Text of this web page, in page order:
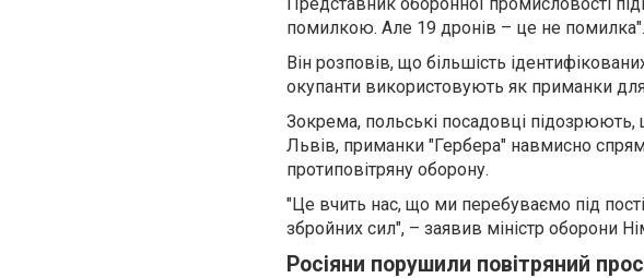
помилкою. Але 19 дронів – це не помилка".
Він розповів, що більшість
окупанти використовують як приманки
Зокрема, польські посадовці підозрюють,
Львів, приманки "Гербера" навмисно
протиповітряну оборону.
"Це вчить нас, що ми перебуваємо під
збройних сил", – заявив міністр оборони
Росіяни порушили повітряний